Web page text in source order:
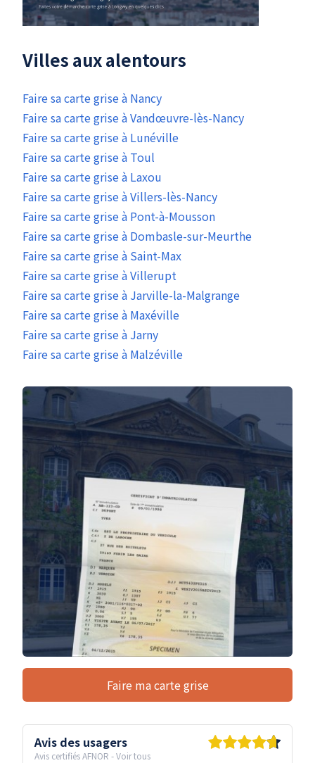
Villes aux alentours
Faire sa carte grise à Nancy
Faire sa carte grise à Vandœuvre-lès-Nancy
Faire sa carte grise à Lunéville
Faire sa carte grise à Toul
Faire sa carte grise à Laxou
Faire sa carte grise à Villers-lès-Nancy
Faire sa carte grise à Pont-à-Mousson
Faire sa carte grise à Dombasle-sur-Meurthe
Faire sa carte grise à Saint-Max
Faire sa carte grise à Villerupt
Faire sa carte grise à Jarville-la-Malgrange
Faire sa carte grise à Maxéville
Faire sa carte grise à Jarny
Faire sa carte grise à Malzéville
Faire ma carte grise
Avis des usagers
Avis certifiés AFNOR -Voir tous